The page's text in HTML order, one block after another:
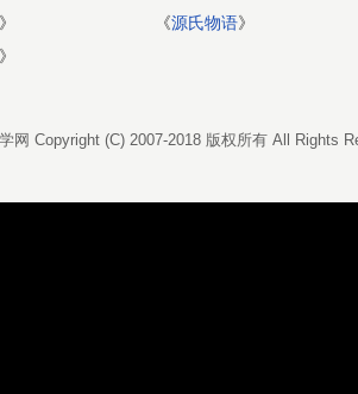
》 《源氏物语》
》
网 Copyright (C) 2007-2018 版权所有 All Rights